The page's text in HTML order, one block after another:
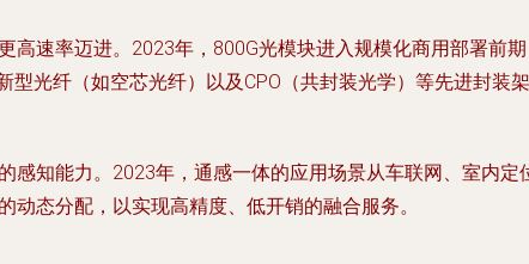
高速率迈进。2023年，800G光模块进入规模化商用部署前
光纤（如空芯光纤）以及CPO（共封装光学）等先进封装架
感知能力。2023年，通感一体的应用场景从车联网、室内
态分配，以实现高精度、低开销的融合服务。